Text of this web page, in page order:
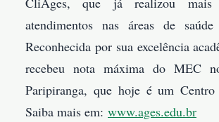
atendimentos nas áreas de
Reconhecida por sua excelência
recebeu nota máxima do MEC
Paripiranga, que hoje é um Centro
Saiba mais em: www.ages.edu.br